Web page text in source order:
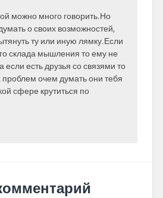
можно много говорить.Но
о своих возможностей,
ту или иную лямку.Если
склада мышления то ему не
если есть друзья со связями то
проблем очем думать они тебя
сфере крутиться по